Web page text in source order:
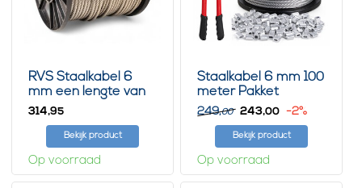
RVS Staalkabel 6
mm een lengte van
100 meter
314,95
Bekijk product
Op voorraad
Staalkabel 6 mm 100
meter Pakket
249,00 243,00 -2%
Bekijk product
Op voorraad